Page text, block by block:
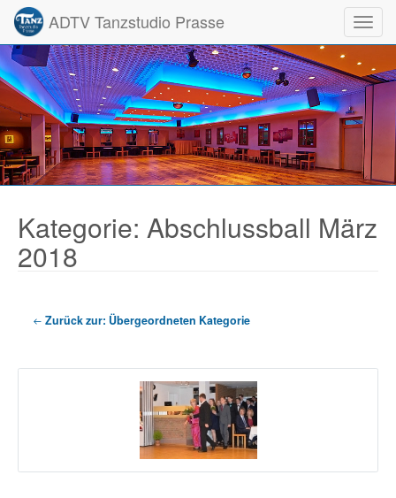
ADTV Tanzstudio Prasse
Kategorie: Abschlussball März
2018
Zurück zur: Übergeordneten Kategorie